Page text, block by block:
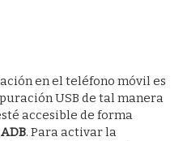
en el teléfono móvil es
USB de tal manera
accesible de forma
ADB. Para activar la